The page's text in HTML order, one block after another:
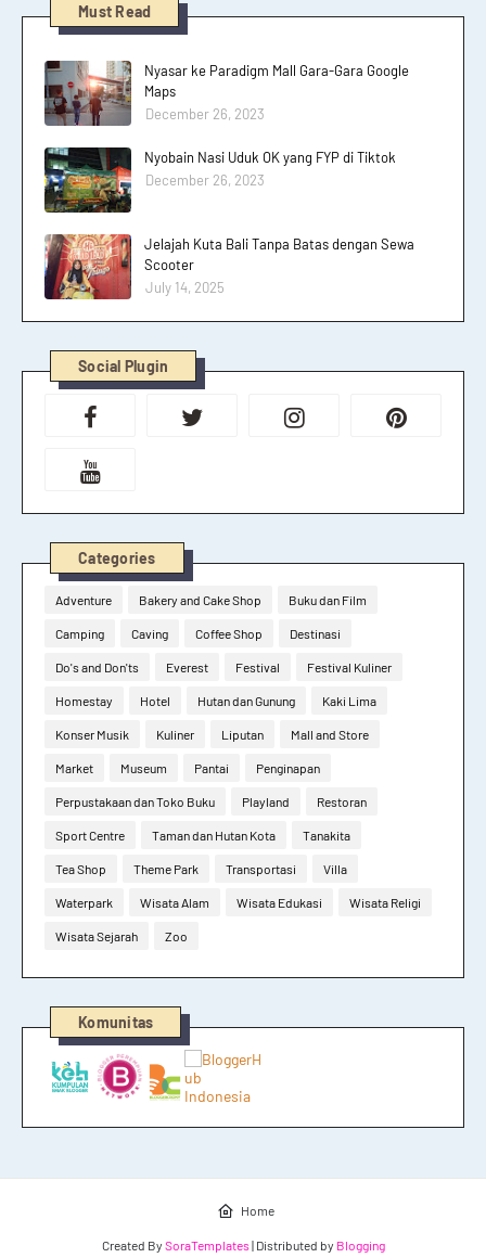
Must Read
Nyasar ke Paradigm Mall Gara-Gara Google
Maps
December 26, 2023
Nyobain Nasi Uduk OK yang FYP di Tiktok
December 26, 2023
Jelajah Kuta Bali Tanpa Batas dengan Sewa
Scooter
July 14, 2025
Social Plugin
Categories
Adventure Bakery and Cake Shop Buku dan Film
Camping Caving Coffee Shop Destinasi
Do's and Don'ts Everest Festival Festival Kuliner
Homestay Hotel Hutan dan Gunung Kaki Lima
Konser Musik Kuliner Liputan Mall and Store
Market Museum Pantai Penginapan
Perpustakaan dan Toko Buku Playland Restoran
Sport Centre Taman dan Hutan Kota Tanakita
Tea Shop Theme Park Transportasi Villa
Waterpark Wisata Alam Wisata Edukasi Wisata Religi
Wisata Sejarah Zoo
Komunitas
Home
Created By SoraTemplates | Distributed by Blogging